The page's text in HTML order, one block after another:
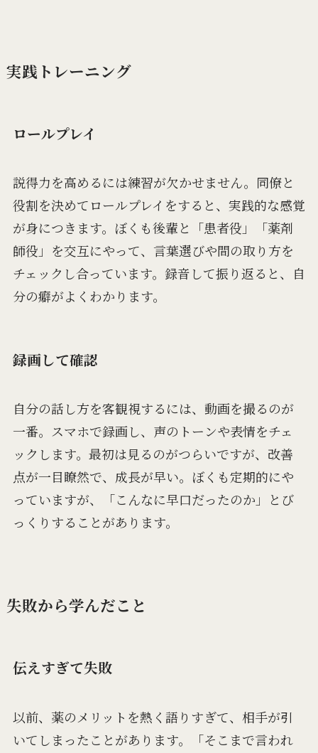
実践トレーニング
ロールプレイ
説得力を高めるには練習が欠かせません。同僚と
役割を決めてロールプレイをすると、実践的な感覚
が身につきます。ぼくも後輩と「患者役」「薬剤
師役」を交互にやって、言葉選びや間の取り方を
チェックし合っています。録音して振り返ると、自
分の癖がよくわかります。
録画して確認
自分の話し方を客観視するには、動画を撮るのが
一番。スマホで録画し、声のトーンや表情をチェ
ックします。最初は見るのがつらいですが、改善
点が一目瞭然で、成長が早い。ぼくも定期的にや
っていますが、「こんなに早口だったのか」とび
っくりすることがあります。
失敗から学んだこと
伝えすぎて失敗
以前、薬のメリットを熱く語りすぎて、相手が引
いてしまったことがあります。「そこまで言われ